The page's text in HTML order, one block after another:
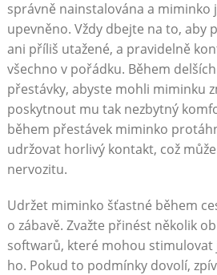
správně nainstalována a miminko
upevněno. Vždy dbejte na to, aby
ani příliš utažené, a pravidelně
všechno v pořádku. Během
přestávky, abyste mohli miminku
poskytnout mu tak nezbytný
během přestávek miminko
udržovat horlivý kontakt, což
nervozitu.
Udržet miminko šťastné během
o zábavě. Zvažte přinést několik
softwarů, které mohou stimulovat
ho. Pokud to podmínky dovolí,